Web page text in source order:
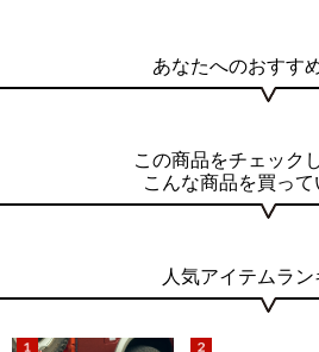
あなたへのおすす
この商品をチェック
こんな商品を買って
人気アイテムラ